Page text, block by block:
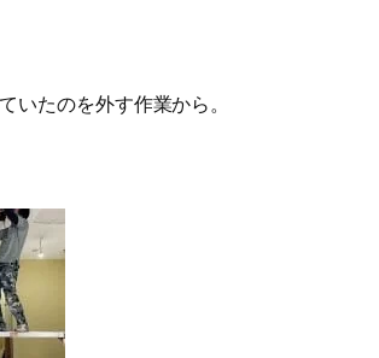
いたのを外す作業から。